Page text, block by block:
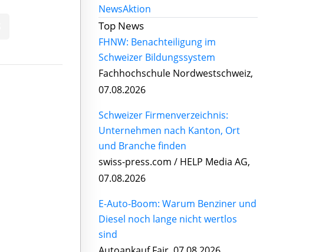
NewsAktion
Top News
FHNW: Benachteiligung im
Schweizer Bildungssystem
Fachhochschule Nordwestschweiz,
07.08.2026
Schweizer Firmenverzeichnis:
Unternehmen nach Kanton, Ort
und Branche finden
swiss-press.com / HELP Media AG,
07.08.2026
E-Auto-Boom: Warum Benziner und
Diesel noch lange nicht wertlos
sind